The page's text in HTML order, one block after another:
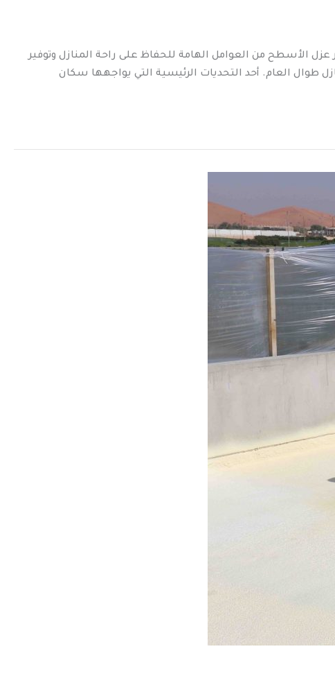
على الراحة وتوفير الطاقة يعتبر عزل الأسطح من العوامل الهامة للحفاظ على راحة المنازل وتوفير
طوال العام. أحد التحديات الرئيسية التي يواجهها سكان